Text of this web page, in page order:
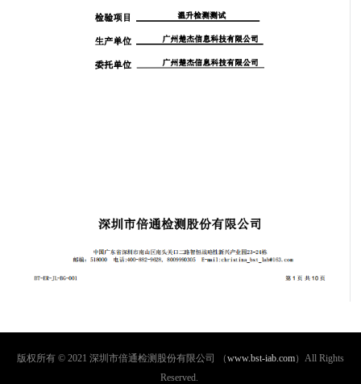
版权所有 © 2021 深圳市倍通检测股份有限公司 （www.bst-iab.com）All Rights
Reserved.